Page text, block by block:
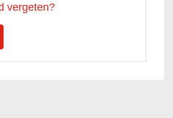
vergeten?